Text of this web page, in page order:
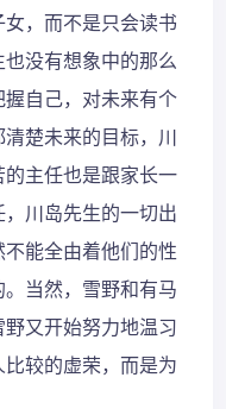
，而不是只会读书
没有想象中的那么
自己，对未来有个
楚未来的目标，川
主任也是跟家长一
川岛先生的一切出
能全由着他们的性
当然，雪野和有马
又开始努力地温习
较的虚荣，而是为